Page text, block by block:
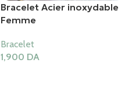
Bracelet Acier inoxydable
Femme
Bracelet
1,900 DA